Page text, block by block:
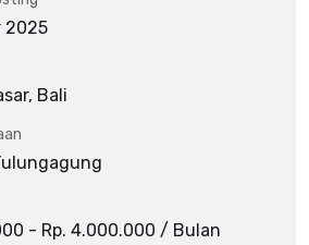
2025
Bali
- Rp. 4.000.000 / Bulan